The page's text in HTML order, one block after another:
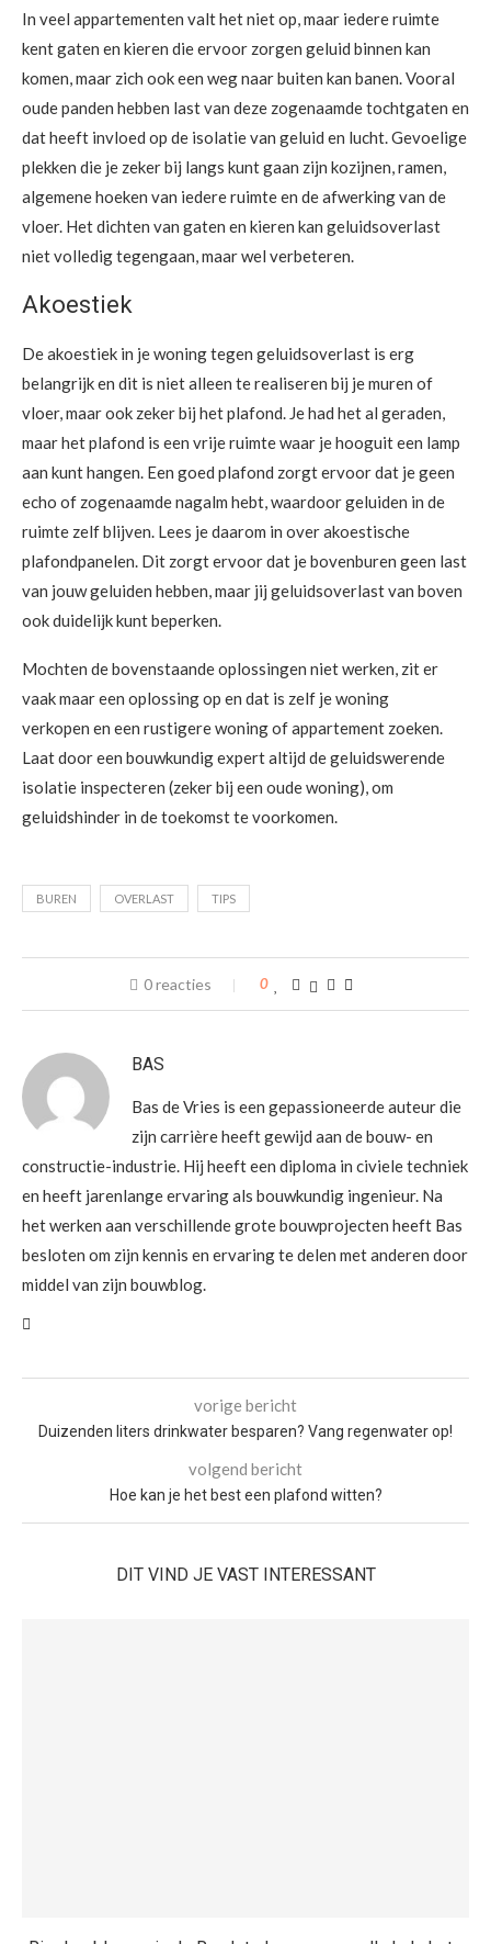
In veel appartementen valt het niet op, maar iedere ruimte
kent gaten en kieren die ervoor zorgen geluid binnen kan
komen, maar zich ook een weg naar buiten kan banen. Vooral
oude panden hebben last van deze zogenaamde tochtgaten en
dat heeft invloed op de isolatie van geluid en lucht. Gevoelige
plekken die je zeker bij langs kunt gaan zijn kozijnen, ramen,
algemene hoeken van iedere ruimte en de afwerking van de
vloer. Het dichten van gaten en kieren kan geluidsoverlast
niet volledig tegengaan, maar wel verbeteren.
Akoestiek
De akoestiek in je woning tegen geluidsoverlast is erg
belangrijk en dit is niet alleen te realiseren bij je muren of
vloer, maar ook zeker bij het plafond. Je had het al geraden,
maar het plafond is een vrije ruimte waar je hooguit een lamp
aan kunt hangen. Een goed plafond zorgt ervoor dat je geen
echo of zogenaamde nagalm hebt, waardoor geluiden in de
ruimte zelf blijven. Lees je daarom in over akoestische
plafondpanelen. Dit zorgt ervoor dat je bovenburen geen last
van jouw geluiden hebben, maar jij geluidsoverlast van boven
ook duidelijk kunt beperken.
Mochten de bovenstaande oplossingen niet werken, zit er
vaak maar een oplossing op en dat is zelf je woning
verkopen en een rustigere woning of appartement zoeken.
Laat door een bouwkundig expert altijd de geluidswerende
isolatie inspecteren (zeker bij een oude woning), om
geluidshinder in de toekomst te voorkomen.
BUREN OVERLAST TIPS
0 reacties 0
BAS
Bas de Vries is een gepassioneerde auteur die
zijn carrière heeft gewijd aan de bouw- en
constructie-industrie. Hij heeft een diploma in civiele techniek
en heeft jarenlange ervaring als bouwkundig ingenieur. Na
het werken aan verschillende grote bouwprojecten heeft Bas
besloten om zijn kennis en ervaring te delen met anderen door
middel van zijn bouwblog.
vorige bericht
Duizenden liters drinkwater besparen? Vang regenwater op!
volgend bericht
Hoe kan je het best een plafond witten?
DIT VIND JE VAST INTERESSANT